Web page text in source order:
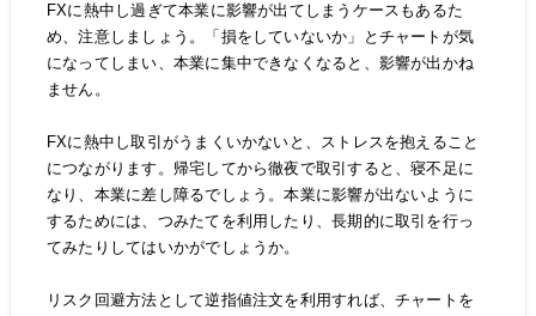
FXに熱中し過ぎて本業に影響が出てしまうケースもあるた
め、注意しましょう。「損をしていないか」とチャートが気
になってしまい、本業に集中できなくなると、影響が出かね
ません。
FXに熱中し取引がうまくいかないと、ストレスを抱えること
につながります。帰宅してから徹夜で取引すると、寝不足に
なり、本業に差し障るでしょう。本業に影響が出ないように
するためには、つみたてを利用したり、長期的に取引を行っ
てみたりしてはいかがでしょうか。
リスク回避方法として逆指値注文を利用すれば、チャートを